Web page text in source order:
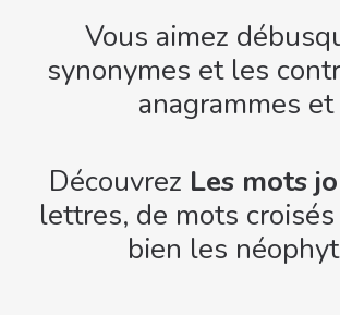
Vous aimez
synonymes et les
anagrammes
Découvrez Les mots
lettres, de mots
bien les